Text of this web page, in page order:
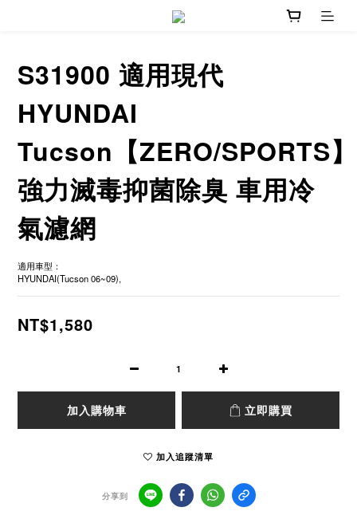
S31900 適用現代
HYUNDAI
Tucson【ZERO/SPORTS】
強力滅毒抑菌除臭 車用冷
氣濾網
適用車型：
HYUNDAI(Tucson 06~09),
NT$1,580
加入購物車 立即購買
加入追蹤清單
分享到